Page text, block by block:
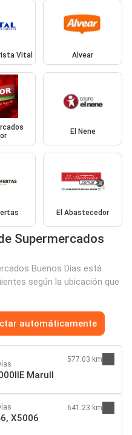
Vital Alvear
El Nene
El Abastecedor
Supermercados
Buenos Días está
según la ubicación que
automáticamente
Marull
577.03 km
X5006
641.23 km